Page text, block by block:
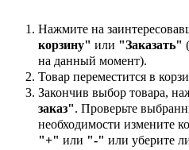
Нажмите на
корзину" или "Заказать"
на данный момент).
Товар переместится в
Закончив выбор товара,
заказ". Проверьте
необходимости измените
"+" или "-" или уберите